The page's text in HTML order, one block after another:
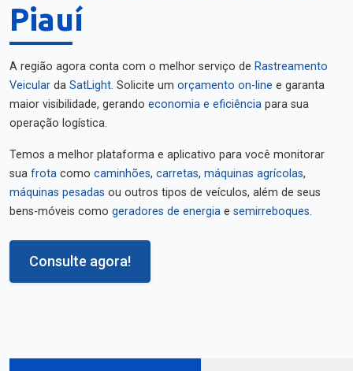
Piauí
A região agora conta com o melhor serviço de Rastreamento
Veicular da SatLight. Solicite um orçamento on-line e garanta
maior visibilidade, gerando economia e eficiência para sua
operação logística.
Temos a melhor plataforma e aplicativo para você monitorar
sua frota como caminhões, carretas, máquinas agrícolas,
máquinas pesadas ou outros tipos de veículos, além de seus
bens-móveis como geradores de energia e semirreboques.
Consulte agora!